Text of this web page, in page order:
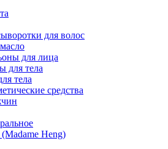
для волос
для лица
для тела
тела
средства
Heng)